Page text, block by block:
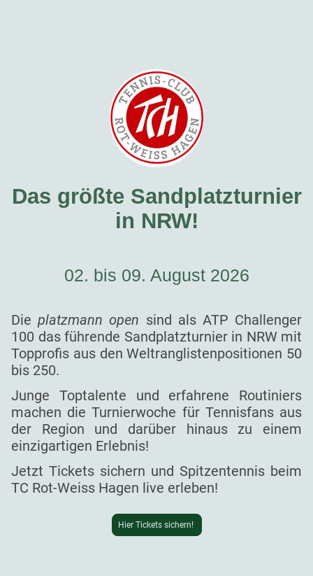
Das größte Sandplatzturnier
in NRW!
02. bis 09. August 2026
Dieplatzmann open sind als ATP Challenger
100 das führende Sandplatzturnier in NRW mit
Topprofis aus den Weltranglistenpositionen 50
bis 250.
Junge Toptalente und erfahrene Routiniers
machen die Turnierwoche für Tennisfans aus
der Region und darüber hinaus zu einem
einzigartigen Erlebnis!
Jetzt Tickets sichern und Spitzentennis beim
TC Rot-Weiss Hagen live erleben!
Hier Tickets sichern!